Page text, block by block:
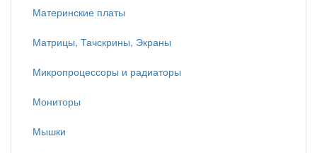
Материнские платы
Матрицы, Тачскрины, Экраны
Микропроцессоры и радиаторы
Мониторы
Мышки